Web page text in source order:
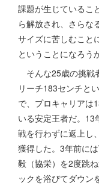
課題が生じているこ
ら解放され、さらな
サイズに苦しむこと
ということになろう
そんな25歳の挑戦
リーチ183センチと
で、プロキャリアは
いる安定王者だ。13
戦を行わずに返上し
獲得した。3年前に
毅（協栄）を2度跳
ックを浴びてダウン